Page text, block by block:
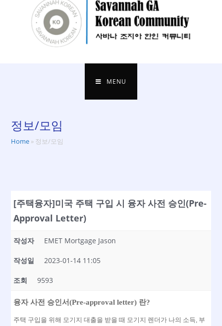
MENU
정보/모임
Home » 정보/모임
[주택융자]미국 주택 구입 시 융자 사전 승인(Pre-
Approval Letter)
작성자 EMET Mortgage Jason
작성일 2023-01-14 11:05
조회 9593
융자 사전 승인서(Pre-approval letter) 란?
주택 구입을 위해 모기지 대출을 받을 때 모기지 렌더가 나의 소득, 부